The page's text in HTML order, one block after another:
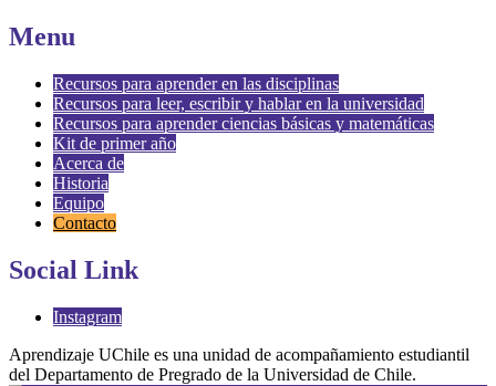
Menu
Recursos para aprender en las disciplinas
Recursos para leer, escribir y hablar en la universidad
Recursos para aprender ciencias básicas y matemáticas
Kit de primer año
Acerca de
Historia
Equipo
Contacto
Social Link
Instagram
Aprendizaje UChile es una unidad de acompañamiento estudiantil
del Departamento de Pregrado de la Universidad de Chile.